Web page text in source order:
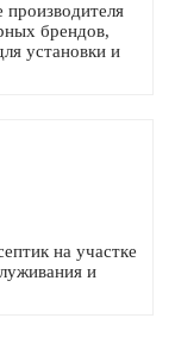
брендов,
установки и
на участке
и